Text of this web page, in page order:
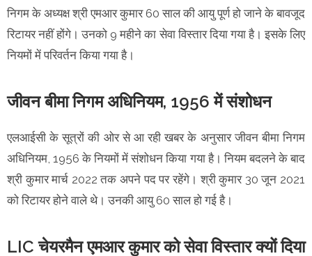
निगम के अध्यक्ष श्री एमआर कुमार 60 साल की आयु पूर्ण हो जाने के बावजूद
रिटायर नहीं होंगे। उनको 9 महीने का सेवा विस्तार दिया गया है। इसके लिए
नियमों में परिवर्तन किया गया है।
जीवन बीमा निगम अधिनियम, 1956 में संशोधन
एलआईसी के सूत्रों की ओर से आ रही खबर के अनुसार जीवन बीमा निगम
अधिनियम, 1956 के नियमों में संशोधन किया गया है। नियम बदलने के बाद
श्री कुमार मार्च 2022 तक अपने पद पर रहेंगे। श्री कुमार 30 जून 2021
को रिटायर होने वाले थे। उनकी आयु 60 साल हो गई है।
LIC चेयरमैन एमआर कुमार को सेवा विस्तार क्यों दिया